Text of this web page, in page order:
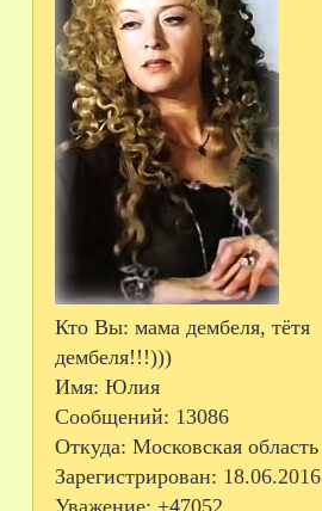
Кто Вы: мама дембеля, тётя
дембеля!!!)))
Имя: Юлия
Сообщений: 13086
Откуда: Московская область
Зарегистрирован: 18.06.2016
Уважение: +47052